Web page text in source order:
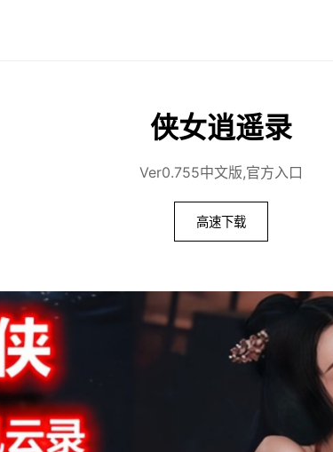
侠女逍遥录
Ver0.755中文版,官方入口
高速下载